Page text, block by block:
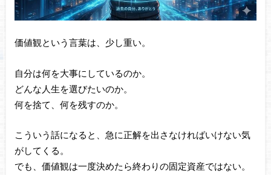
価値観という言葉は、少し重い。
自分は何を大事にしているのか。
どんな人生を選びたいのか。
何を捨て、何を残すのか。
こういう話になると、急に正解を出さなければいけない気
がしてくる。
でも、価値観は一度決めたら終わりの固定資産ではない。